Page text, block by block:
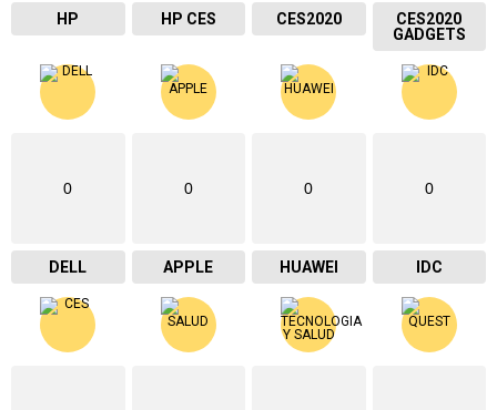
HP HP CES CES2020
CES2020
GADGETS
0
DELL
0
APPLE
0
HUAWEI
0
IDC